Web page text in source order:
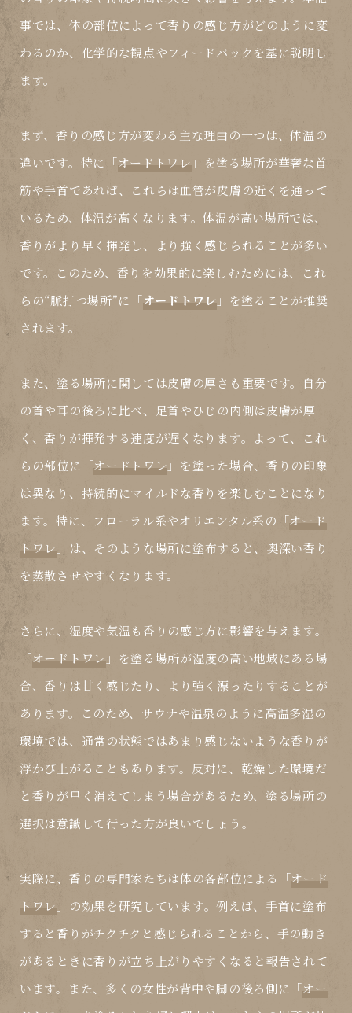
事では、体の部位によって香りの感じ方がどのように変
わるのか、化学的な観点やフィードバックを基に説明し
ます。
まず、香りの感じ方が変わる主な理由の一つは、体温の
違いです。特に「オードトワレ 」を塗る場所が華奢な首
筋や手首であれば、これらは血管が皮膚の近くを通って
いるため、体温が高くなります。体温が高い場所では、
香りがより早く揮発し、より強く感じられることが多い
です。このため、香りを効果的に楽しむためには、これ
らの“脈打つ場所”に「オードトワレ 」を塗ることが推奨
されます。
また、塗る場所に関しては皮膚の厚さも重要です。自分
の首や耳の後ろに比べ、足首やひじの内側は皮膚が厚
く、香りが揮発する速度が遅くなります。よって、これ
らの部位に「オードトワレ 」を塗った場合、香りの印象
は異なり、持続的にマイルドな香りを楽しむことになり
ます。特に、フローラル系やオリエンタル系の「オード
トワレ 」は、そのような場所に塗布すると、奥深い香り
を蒸散させやすくなります。
さらに、湿度や気温も香りの感じ方に影響を与えます。
「オードトワレ 」を塗る場所が湿度の高い地域にある場
合、香りは甘く感じたり、より強く漂ったりすることが
あります。このため、サウナや温泉のように高温多湿の
環境では、通常の状態ではあまり感じないような香りが
浮かび上がることもあります。反対に、乾燥した環境だ
と香りが早く消えてしまう場合があるため、塗る場所の
選択は意識して行った方が良いでしょう。
実際に、香りの専門家たちは体の各部位による「オード
トワレ 」の効果を研究しています。例えば、手首に塗布
すると香りがチクチクと感じられることから、手の動き
があるときに香りが立ち上がりやすくなると報告されて
います。また、多くの女性が背中や脚の後ろ側に「オー